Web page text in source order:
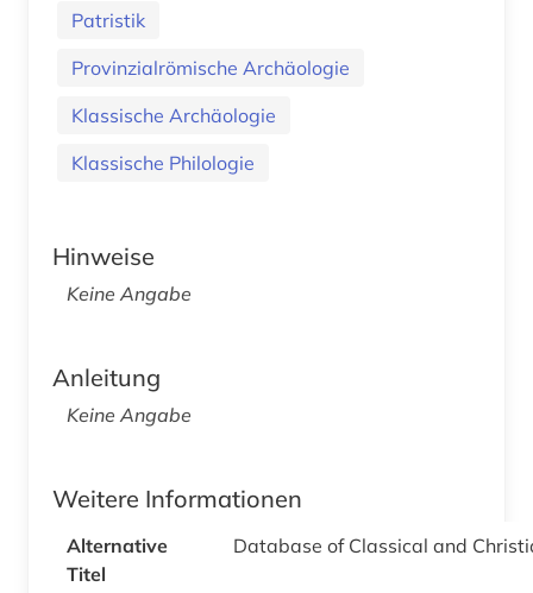
Patristik
Provinzialrömische Archäologie
Klassische Archäologie
Klassische Philologie
Hinweise
Keine Angabe
Anleitung
Keine Angabe
Weitere Informationen
Alternative
Titel
Database of Classical and